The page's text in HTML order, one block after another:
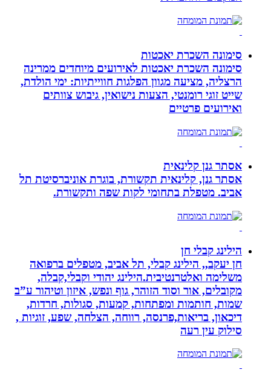
סימונה השכרת יאכטות
סימונה השכרת יאכטות לאירועים מיוחדים ממרינה
הרצליה, מציעה מגוון הפלגות חווייתיות: ימי הולדת,
שייט זוגי רומנטי, הצעות נישואין, גיבוש צוותים
ואירועים פרטיים
אסתר גנן קלינאית
אסתר גנן, קלינאית תקשורת, בוגרת אוניברסיטת תל
אביב. מטפלת בתחומי לקות שפה ותקשורת.
הילינג קבלי חן
חן יעקב,, הילינג קבלי, תל אביב, מטפלים ברפואה
משלימה ואלטרנטיבית.הילינג יהודי וקבלי,קבלה,
מקובלים, אור וסוד הזוהר, גוף ונפש, איזון וטיהור ע”ב
שמות, חותמות ומפתחות, קמעות, סגולות, חרדות,
דיכאון, בריאות,פרנסה, רווחה, הצלחה, שפע, זוגיות ,
סילוק עין רעה